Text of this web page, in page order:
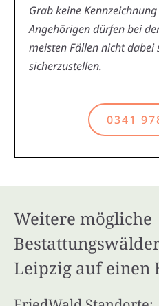
Grab keine
Angehörigen dürfen bei
meisten Fällen nicht
sicherzustellen.
0341
Weitere mögliche
Leipzig auf einen